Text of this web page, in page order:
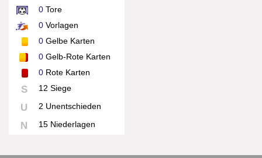
0 Tore
0 Vorlagen
0 Gelbe Karten
0 Gelb-Rote Karten
0 Rote Karten
S 12 Siege
U 2 Unentschieden
N 15 Niederlagen